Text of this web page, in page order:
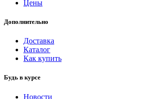
Цены
Дополнительно
Доставка
Каталог
Как купить
Будь в курсе
Новости